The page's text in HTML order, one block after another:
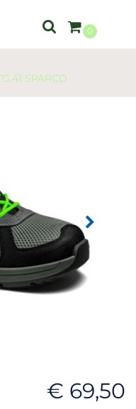
0
SPARCO
€ 69,50